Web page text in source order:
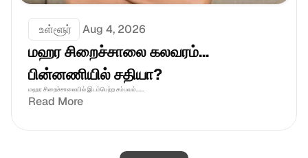
உள்ளூர் Aug 4, 2026
மஹர சிறைச்சாலை கலவரம்...
பின்னணியில் சதியா?
மஹர சிறைச்சாலையில் இடம்பெற்ற சம்பவம்......
Read More